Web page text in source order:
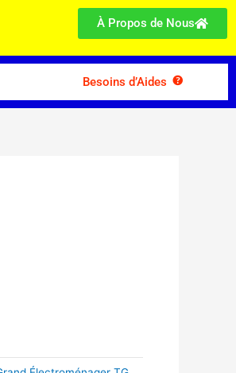
À Propos de Nous
Besoins d’Aides